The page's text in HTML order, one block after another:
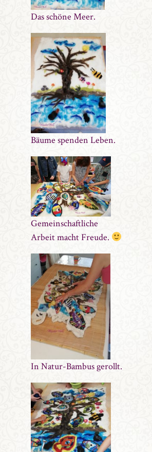
Das schöne Meer.
Bäume spenden Leben.
Gemeinschaftliche
Arbeit macht Freude.
In Natur-Bambus gerollt.